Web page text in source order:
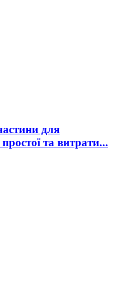
для
та витрати...